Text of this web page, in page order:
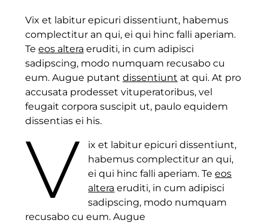
Vix et labitur epicuri dissentiunt, habemus
complectitur an qui, ei qui hinc falli aperiam.
Te eos altera eruditi, in cum adipisci
sadipscing, modo numquam recusabo cu
eum. Augue putant dissentiunt at qui. At pro
accusata prodesset vituperatoribus, vel
feugait corpora suscipit ut, paulo equidem
dissentias ei his.
V
ix et labitur epicuri dissentiunt,
habemus complectitur an qui,
ei qui hinc falli aperiam. Teeos
altera eruditi, in cum adipisci
sadipscing, modo numquam
recusabo cu eum. Augue